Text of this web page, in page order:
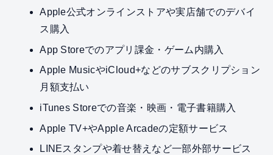
Apple公式オンラインストアや実店舗でのデバイ
ス購入
App Storeでのアプリ課金・ゲーム内購入
Apple MusicやiCloud+などのサブスクリプション
月額支払い
iTunes Storeでの音楽・映画・電子書籍購入
Apple TV+やApple Arcadeの定額サービス
LINEスタンプや着せ替えなど一部外部サービス